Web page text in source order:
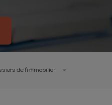
de l'immobilier